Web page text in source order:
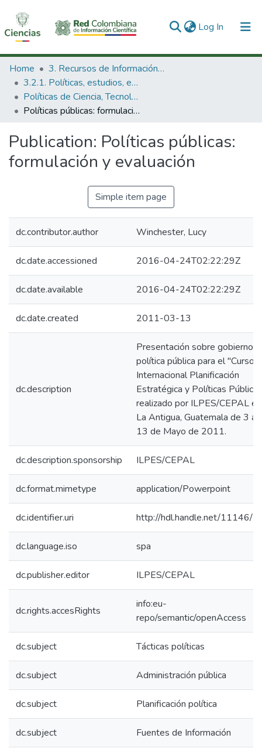
Log In (current)
Communities & Collections
All of DSpace
Statistics
Home
3. Recursos de Información Científica y Tecnológica
3.2.1. Políticas, estudios, evaluaciones e indicadores de CTeI
Políticas de Ciencia, Tecnología e Innovación
Políticas públicas: formulación y evaluación
Publication: Políticas públicas:
formulación y evaluación
Simple item page
dc.contributor.author Winchester, Lucy
dc.date.accessioned 2016-04-24T02:22:29Z
dc.date.available 2016-04-24T02:22:29Z
dc.date.created 2011-03-13
dc.description
Presentación sobre gobierno y
política pública para el "Curso
Internacional Planificación
Estratégica y Políticas
realizado por ILPES/CEPAL en
La Antigua, Guatemala de 3 al
13 de Mayo de 2011.
dc.description.sponsorship ILPES/CEPAL
dc.format.mimetype application/Powerpoint
dc.identifier.uri http://hdl.handle.net/11146/
dc.language.iso spa
dc.publisher.editor ILPES/CEPAL
dc.rights.accesRights
info:eu-
repo/semantic/openAccess
dc.subject Tácticas políticas
dc.subject Administración pública
dc.subject Planificación política
dc.subject Fuentes de Información